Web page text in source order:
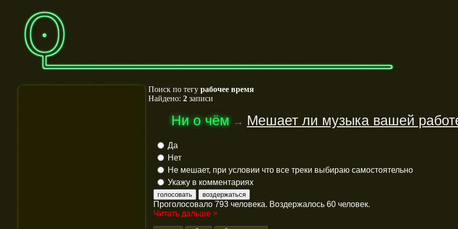
Поиск по тегу рабочее время
Найдено: 2 записи
Ни о чём → Мешает ли музыка вашей
Да
Нет
Не мешает, при условии что все треки выбираю самостоятельно
Укажу в комментариях
Проголосовало 793 человека. Воздержалось 60 человек.
Читать дальше >